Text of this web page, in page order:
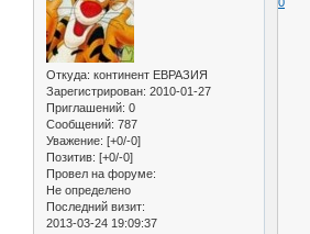
Откуда: континент ЕВРАЗИЯ
Зарегистрирован: 2010-01-27
Приглашений: 0
Сообщений: 787
Уважение: [+0/-0]
Позитив: [+0/-0]
Провел на форуме:
Не определено
Последний визит:
2013-03-24 19:09:37